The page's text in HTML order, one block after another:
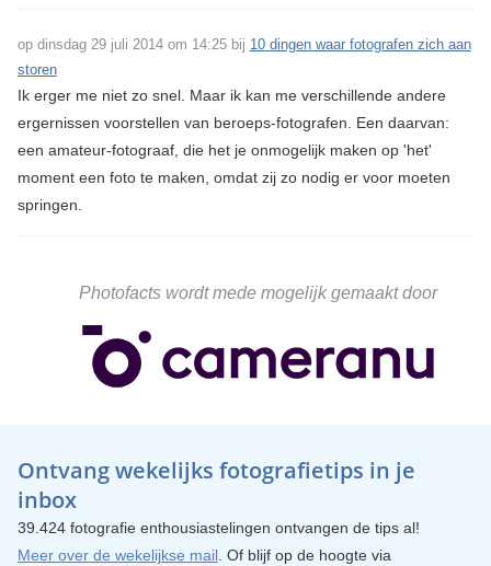
op dinsdag 29 juli 2014 om 14:25 bij 10 dingen waar fotografen zich aan
storen
Ik erger me niet zo snel. Maar ik kan me verschillende andere
ergernissen voorstellen van beroeps-fotografen. Een daarvan:
een amateur-fotograaf, die het je onmogelijk maken op 'het'
moment een foto te maken, omdat zij zo nodig er voor moeten
springen.
Photofacts wordt mede mogelijk gemaakt door
Ontvang wekelijks fotografietips in je
inbox
39.424 fotografie enthousiastelingen ontvangen de tips al!
Meer over de wekelijkse mail. Of blijf op de hoogte via